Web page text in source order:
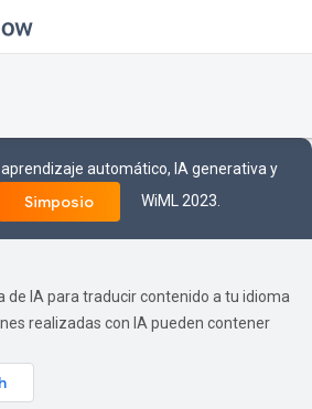
automático, IA generativa y
Simposio WiML 2023.
de IA para traducir contenido a tu idioma
realizadas con IA pueden contener